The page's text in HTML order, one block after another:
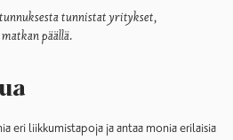
tunnistat yritykset,
päällä.
eri liikkumistapoja ja antaa monia erilaisia